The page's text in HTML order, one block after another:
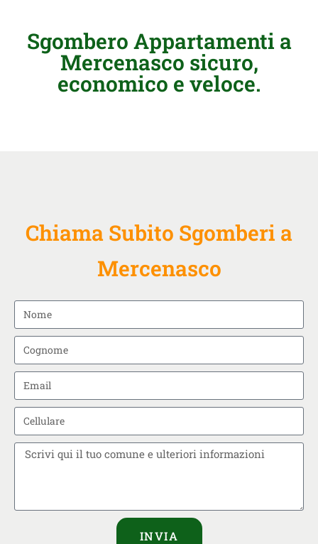
Sgombero Appartamenti a
Mercenasco sicuro,
economico e veloce.
Chiama Subito Sgomberi a
Mercenasco
INVIA